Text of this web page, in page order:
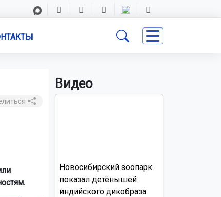
Видео
Новосибирский зоопарк
показал детёнышей
индийского дикобраза